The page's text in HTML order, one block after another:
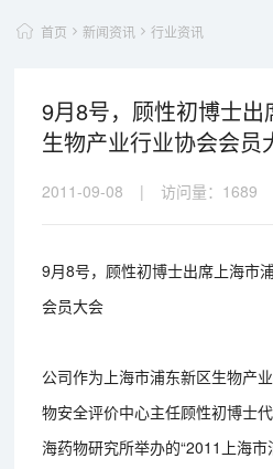
首页 新闻资讯 行业资讯
9月8号，顾性初博士
生物产业行业协会会员
2011-09-08 | 访问量： 1689
9月8号，顾性初博士出席上海市
会员大会
公司作为上海市浦东新区生物产
物安全评价中心主任顾性初博士
海药物研究所举办的“2011上海